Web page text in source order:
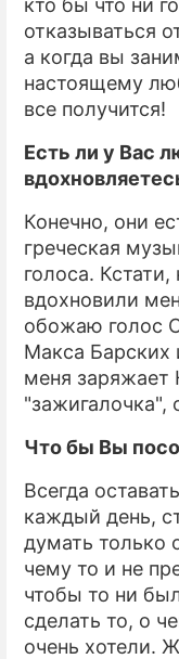
кто бы что ни
отказываться
а когда вы
настоящему
все получится!
Есть ли у Вас
Конечно, они
греческая
голоса.
вдохновили
обожаю голос
Макса
меня
"зажигалочка",
Что бы Вы
Всегда
каждый день,
думать только
чему то и не
чтобы то ни
сделать то, о
очень хотели.